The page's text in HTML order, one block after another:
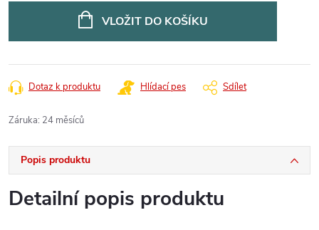
VLOŽIT DO KOŠÍKU
Dotaz k produktu Hlídací pes Sdílet
Záruka: 24 měsíců
Popis produktu
Detailní popis produktu